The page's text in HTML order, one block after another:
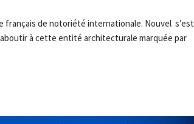
français de notoriété internationale. Nouvel s’est
à cette entité architecturale marquée par